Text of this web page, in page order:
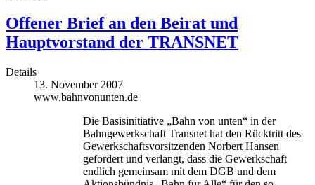
Offener Brief an den Beirat und
Hauptvorstand der TRANSNET
Details
13. November 2007
www.bahnvonunten.de
Die Basisinitiative „Bahn von unten“ in der
Bahngewerkschaft Transnet hat den Rücktritt des
Gewerkschaftsvorsitzenden Norbert Hansen
gefordert und verlangt, dass die Gewerkschaft
endlich gemeinsam mit dem DGB und dem